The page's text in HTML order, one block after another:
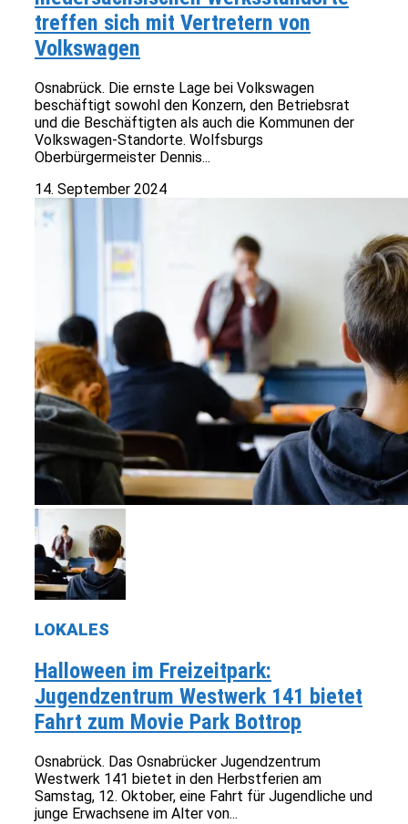
treffen sich mit Vertretern von
Volkswagen
Osnabrück. Die ernste Lage bei Volkswagen
beschäftigt sowohl den Konzern, den Betriebsrat
und die Beschäftigten als auch die Kommunen der
Volkswagen-Standorte. Wolfsburgs
Oberbürgermeister Dennis...
14. September 2024
LOKALES
Halloween im Freizeitpark:
Jugendzentrum Westwerk 141 bietet
Fahrt zum Movie Park Bottrop
Osnabrück. Das Osnabrücker Jugendzentrum
Westwerk 141 bietet in den Herbstferien am
Samstag, 12. Oktober, eine Fahrt für Jugendliche und
junge Erwachsene im Alter von...